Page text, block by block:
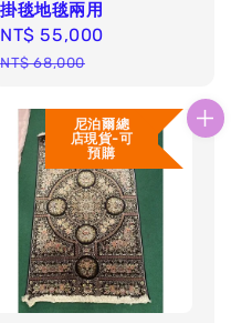
掛毯地毯兩用
Sale
price
NT$ 55,000
NT$ 68,000
尼泊爾總
店現貨-可
預購